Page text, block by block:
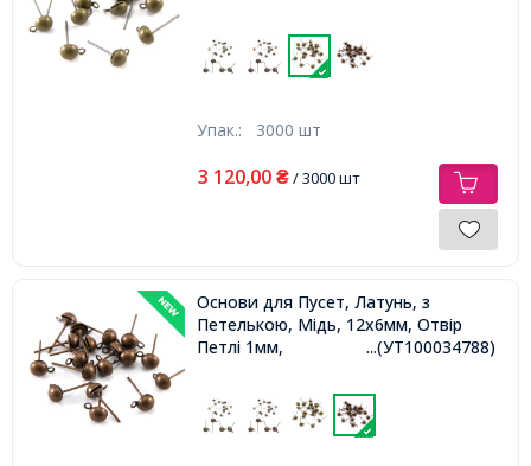
Упак.: 3000 шт
3 120,00 ₴/ 3000 шт
Основи для Пусет, Латунь, з
Петелькою, Мідь, 12х6мм, Отвір
Петлі 1мм,
...(УТ100034788)